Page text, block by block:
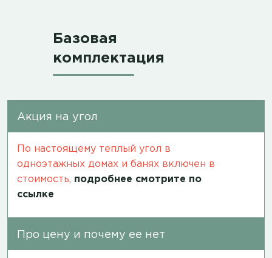
Базовая
комплектация
Акция на угол
По настоящему теплый угол в
одноэтажных домах и банях включен в
стоимость, подробнее смотрите по
ссылке
Про цену и почему ее нет